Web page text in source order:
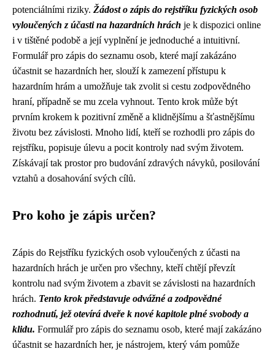
potenciálními riziky. Žádost o zápis do rejstříku fyzických osob
vyloučených z účasti na hazardních hrách je k dispozici online
i v tištěné podobě a její vyplnění je jednoduché a intuitivní.
Formulář pro zápis do seznamu osob, které mají zakázáno
účastnit se hazardních her, slouží k zamezení přístupu k
hazardním hrám a umožňuje tak zvolit si cestu zodpovědného
hraní, případně se mu zcela vyhnout. Tento krok může být
prvním krokem k pozitivní změně a klidnějšímu a šťastnějšímu
životu bez závislosti. Mnoho lidí, kteří se rozhodli pro zápis do
rejstříku, popisuje úlevu a pocit kontroly nad svým životem.
Získávají tak prostor pro budování zdravých návyků, posilování
vztahů a dosahování svých cílů.
Pro koho je zápis určen?
Zápis do Rejstříku fyzických osob vyloučených z účasti na
hazardních hrách je určen pro všechny, kteří chtějí převzít
kontrolu nad svým životem a zbavit se závislosti na hazardních
hrách. Tento krok představuje odvážné a zodpovědné
rozhodnutí, jež otevírá dveře k nové kapitole plné svobody a
klidu. Formulář pro zápis do seznamu osob, které mají zakázáno
účastnit se hazardních her, je nástrojem, který vám pomůže